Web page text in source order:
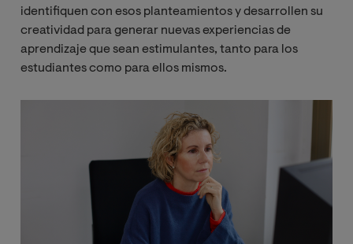
identifiquen con esos planteamientos y desarrollen su
creatividad para generar nuevas experiencias de
aprendizaje que sean estimulantes, tanto para los
estudiantes como para ellos mismos.
Image